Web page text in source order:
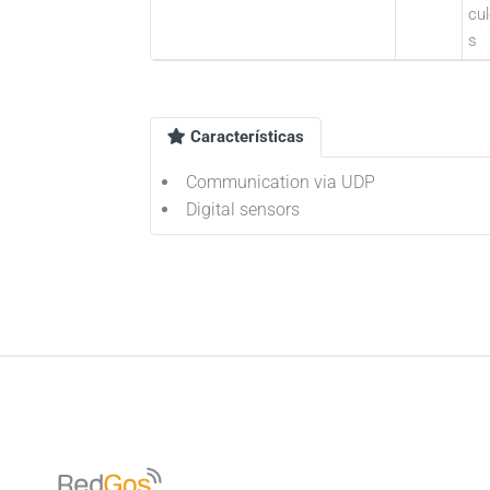
s
Características
Communication via UDP
Digital sensors